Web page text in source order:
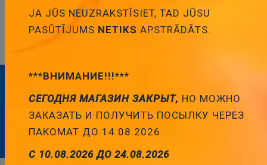
Diožu tiltiņi 1 fazes Diožu tiltiņi 3 fazes
ABONĒJIET MŪSU BIĻETENU
JA JŪS NEUZRAKSTĪSIET, TAD JŪSU
PASŪTĪJUMS NETIKS APSTRĀDĀTS.
***ВНИМАНИЕ!!!***
СЕГОДНЯ МАГАЗИН ЗАКРЫТ, НО МОЖНО
ЗАКАЗАТЬ И ПОЛУЧИТЬ ПОСЫЛКУ ЧЕРЕЗ
ПАКОМАТ ДО 14.08.2026.
С 10.08.2026 ДО 24.08.2026